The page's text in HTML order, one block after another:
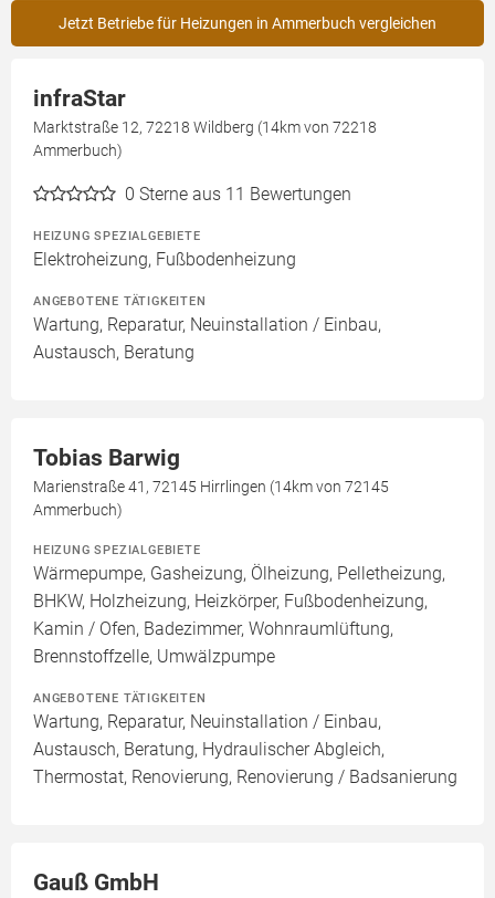
Jetzt Betriebe für Heizungen in Ammerbuch vergleichen
infraStar
Marktstraße 12, 72218 Wildberg (14km von 72218
Ammerbuch)
0 Sterne aus 11 Bewertungen
HEIZUNG SPEZIALGEBIETE
Elektroheizung, Fußbodenheizung
ANGEBOTENE TÄTIGKEITEN
Wartung, Reparatur, Neuinstallation / Einbau,
Austausch, Beratung
Tobias Barwig
Marienstraße 41, 72145 Hirrlingen (14km von 72145
Ammerbuch)
HEIZUNG SPEZIALGEBIETE
Wärmepumpe, Gasheizung, Ölheizung, Pelletheizung,
BHKW, Holzheizung, Heizkörper, Fußbodenheizung,
Kamin / Ofen, Badezimmer, Wohnraumlüftung,
Brennstoffzelle, Umwälzpumpe
ANGEBOTENE TÄTIGKEITEN
Wartung, Reparatur, Neuinstallation / Einbau,
Austausch, Beratung, Hydraulischer Abgleich,
Thermostat, Renovierung, Renovierung / Badsanierung
Gauß GmbH